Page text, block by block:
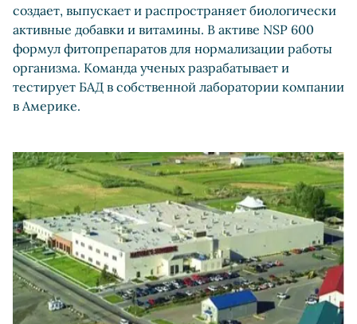
создает, выпускает и распространяет биологически
активные добавки и витамины. В активе NSP 600
формул фитопрепаратов для нормализации работы
организма. Команда ученых разрабатывает и
тестирует БАД в собственной лаборатории компании
в Америке.